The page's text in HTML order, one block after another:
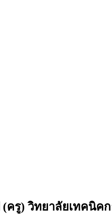
ครู) วิทยาลัยเทคนิค